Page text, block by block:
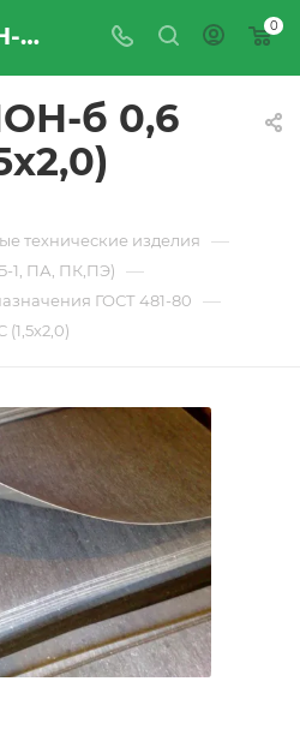
Паронит ПОН-б 0,6 мм ПРС (1,5х2,0) - купить по цене производителя с доставкой по Москве и России | ПРОМРЕСУРССЕРВИС 0
б 0,6
технические изделия —
1, ПА, ПК,ПЭ) —
ГОСТ 481-80 —